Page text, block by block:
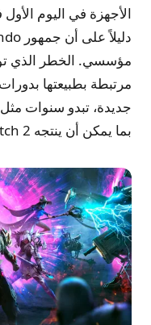
مؤسسي. الخطر الذي
مرتبطة بطبيعتها
بما يمكن أن ينتجه Switch 2 في ربع واحد.